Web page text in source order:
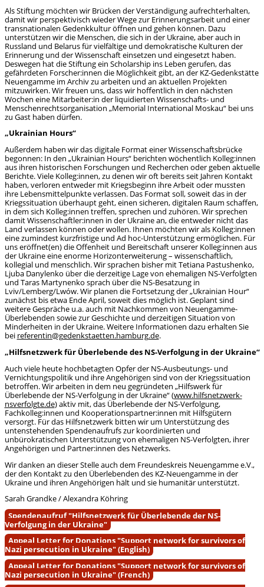
Als Stiftung möchten wir Brücken der Verständigung aufrechterhalten,
damit wir perspektivisch wieder Wege zur Erinnerungsarbeit und einer
transnationalen Gedenkkultur öffnen und gehen können. Dazu
unterstützen wir die Menschen, die sich in der Ukraine, aber auch in
Russland und Belarus für vielfältige und demokratische Kulturen der
Erinnerung und der Wissenschaft einsetzen und eingesetzt haben.
Deswegen hat die Stiftung ein Scholarship ins Leben gerufen, das
gefährdeten Forscher:innen die Möglichkeit gibt, an der KZ-Gedenkstätte
Neuengamme im Archiv zu arbeiten und an aktuellen Projekten
mitzuwirken. Wir freuen uns, dass wir hoffentlich in den nächsten
Wochen eine Mitarbeiter:in der liquidierten Wissenschafts- und
Menschenrechtsorganisation „Memorial International Moskau“ bei uns
zu Gast haben dürfen.
„Ukrainian Hours“
Außerdem haben wir das digitale Format einer Wissenschaftsbrücke
begonnen: In den „Ukrainian Hours“ berichten wöchentlich Kolleg:innen
aus ihren historischen Forschungen und Recherchen oder geben aktuelle
Berichte. Viele Kolleg:innen, zu denen wir oft bereits seit Jahren Kontakt
haben, verloren entweder mit Kriegsbeginn ihre Arbeit oder mussten
ihre Lebensmittelpunkte verlassen. Das Format soll, soweit das in der
Kriegssituation überhaupt geht, einen sicheren, digitalen Raum schaffen,
in dem sich Kolleg:innen treffen, sprechen und zuhören. Wir sprechen
damit Wissenschaftler:innen in der Ukraine an, die entweder nicht das
Land verlassen können oder wollen. Ihnen möchten wir als Kolleg:innen
eine zumindest kurzfristige und Ad hoc-Unterstützung ermöglichen. Für
uns eröffnet(en) die Offenheit und Bereitschaft unserer Kolleg:innen aus
der Ukraine eine enorme Horizonterweiterung – wissenschaftlich,
kollegial und menschlich. Wir sprachen bisher mit Tetiana Pastushenko,
Ljuba Danylenko über die derzeitige Lage von ehemaligen NS-Verfolgten
und Taras Martynenko sprach über die NS-Besatzung in
Lviv/Lemberg/Lwów. Wir planen die Fortsetzung der „Ukrainian Hour“
zunächst bis etwa Ende April, soweit dies möglich ist. Geplant sind
weitere Gespräche u.a. auch mit Nachkommen von Neuengamme-
Überlebenden sowie zur Geschichte und derzeitigen Situation von
Minderheiten in der Ukraine. Weitere Informationen dazu erhalten Sie
bei referentin@gedenkstaetten.hamburg.de.
„Hilfsnetzwerk für Überlebende des NS-Verfolgung in der Ukraine“
Auch viele heute hochbetagten Opfer der NS-Ausbeutungs- und
Vernichtungspolitik und ihre Angehörigen sind von der Kriegssituation
betroffen. Wir arbeiten in dem neu gegründeten „Hilfswerk für
Überlebende der NS-Verfolgung in der Ukraine“ (www.hilfsnetzwerk-
nsverfolgte.de) aktiv mit, das Überlebende der NS-Verfolgung,
Fachkolleg:innen und Kooperationspartner:innen mit Hilfsgütern
versorgt. Für das Hilfsnetzwerk bitten wir um Unterstützung des
untenstehenden Spendenaufrufs zur koordinierten und
unbürokratischen Unterstützung von ehemaligen NS-Verfolgten, ihrer
Angehörigen und Partner:innen des Netzwerks.
Wir danken an dieser Stelle auch dem Freundeskreis Neuengamme e.V.,
der den Kontakt zu den Überlebenden des KZ-Neuengamme in der
Ukraine und ihren Angehörigen hält und sie humanitär unterstützt.
Sarah Grandke / Alexandra Köhring
Spendenaufruf "Hilfsnetzwerk für Überlebende der NS-
Verfolgung in der Ukraine"
Appeal Letter for Donations "Support network for survivors of
Nazi persecution in Ukraine" (English)
Appeal Letter for Donations "Support network for survivors of
Nazi persecution in Ukraine" (French)